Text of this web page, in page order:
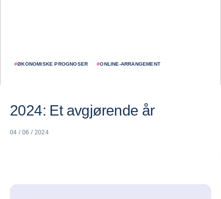
#ØKONOMISKE PROGNOSER #ONLINE-ARRANGEMENT
2024: Et avgjørende år
04 / 06 / 2024